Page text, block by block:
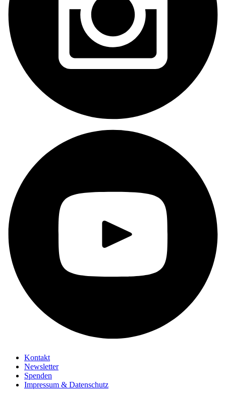
Kontakt
Newsletter
Spenden
Impressum & Datenschutz